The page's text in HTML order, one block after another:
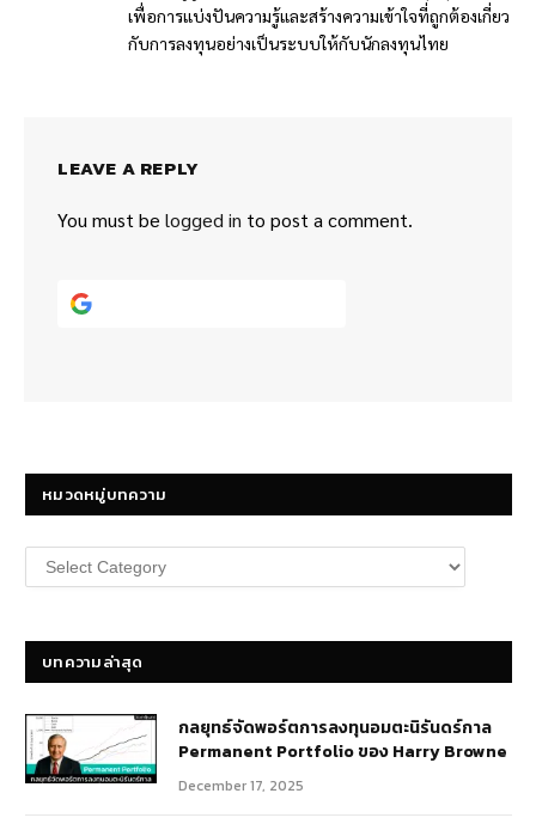
เพื่อการแบ่งปันความรู้และสร้างความเข้าใจที่ถูกต้องเกี่ยว
กับการลงทุนอย่างเป็นระบบให้กับนักลงทุนไทย
LEAVE A REPLY
You must be logged in to post a comment.
หมวดหมู่บทความ
หมวด
หมู่
บทความล่าสุด
กลยุทธ์​จัดพอร์ตการลงทุนอมตะนิรันดร์กาล
Permanent Portfolio ของ Harry Browne
December 17, 2025